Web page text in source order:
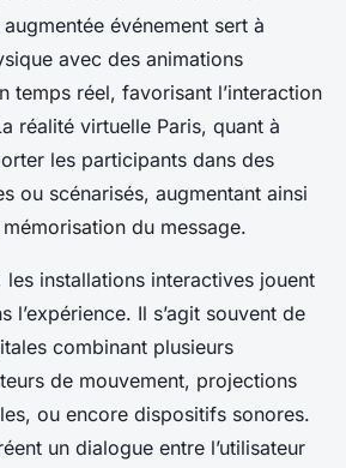
événement sert à
avec des animations
temps réel, favorisant l’interaction
réalité virtuelle Paris, quant à
les participants dans des
ou scénarisés, augmentant ainsi
mémorisation du message.
les installations interactives jouent
l’expérience. Il s’agit souvent de
combinant plusieurs
de mouvement, projections
ou encore dispositifs sonores.
un dialogue entre l’utilisateur